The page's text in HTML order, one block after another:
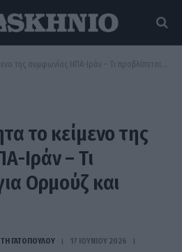
ΗΠΑ-Ιράν – Τι προβλέπεται για Ορμούζ και πυρηνικά
το κείμενο της
Ιράν – Τι
Ορμούζ και
ΓΑΤΟΠΟΎΛΟΥ 17 ΙΟΥΝΊΟΥ 2026